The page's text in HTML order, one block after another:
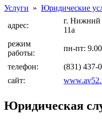
Услуги » Юридические
адрес:
г. Нижний
11а
режим
работы:
пн-пт:
телефон:
(831) 437-
сайт:
Юридическая